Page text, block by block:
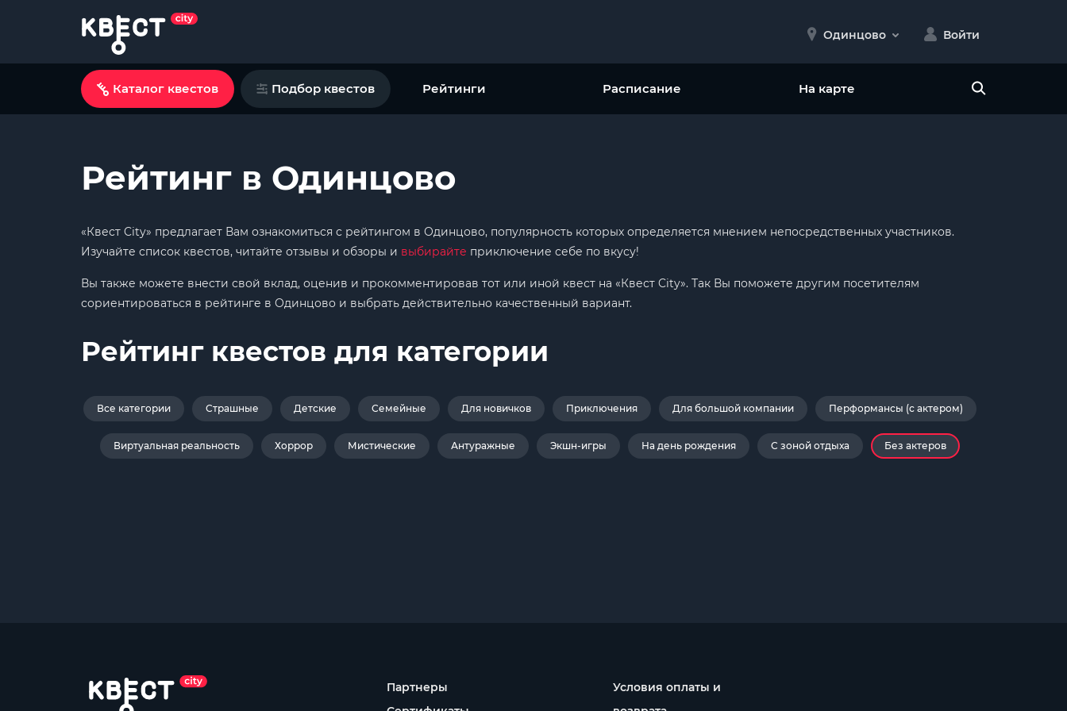
Одинцово Войти
Каталог квестов Подбор квестов Рейтинги Расписание На карте
Рейтинг в Одинцово
«Квест City» предлагает Вам ознакомиться с рейтингом в Одинцово, популярность которых определяется мнением непосредственных участников.
Изучайте список квестов, читайте отзывы и обзоры и выбирайте приключение себе по вкусу!
Вы также можете внести свой вклад, оценив и прокомментировав тот или иной квест на «Квест City». Так Вы поможете другим посетителям
сориентироваться в рейтинге в Одинцово и выбрать действительно качественный вариант.
Рейтинг квестов для категории
Все категории Страшные Детские Семейные Для новичков Приключения Для большой компании Перформансы (с актером)
Виртуальная реальность Хоррор Мистические Антуражные Экшн-игры На день рождения С зоной отдыха Без актеров
Партнеры
Условия оплаты и